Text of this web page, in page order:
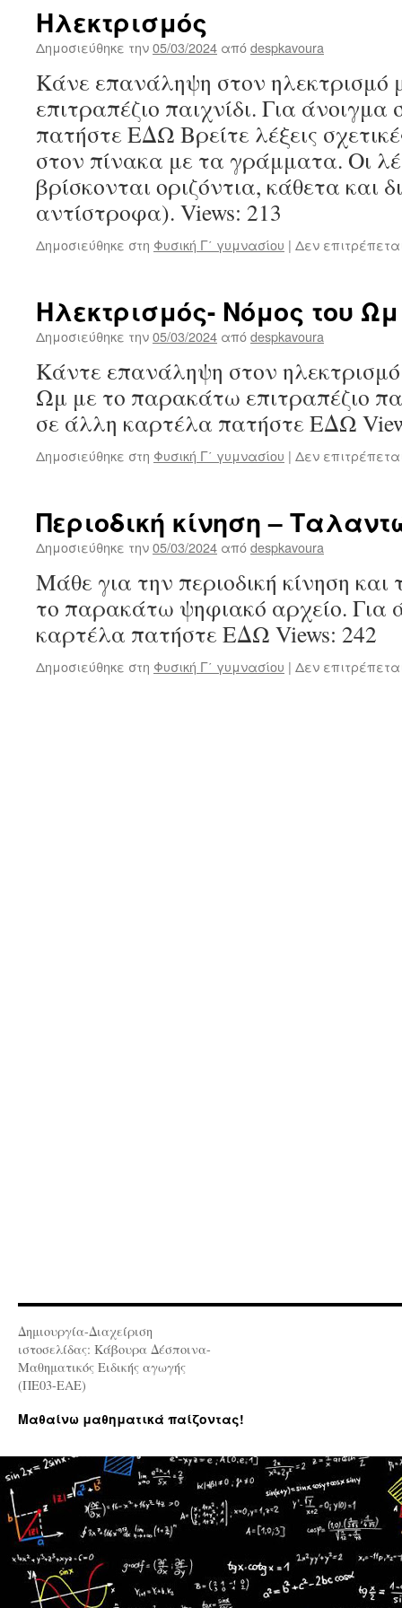
Ηλεκτρισμός
Δημοσιεύθηκε την05/03/2024 απόdespkavoura
Κάνε επανάληψη στον
επιτραπέζιο παιχνίδι. Για
πατήστε ΕΔΩ Βρείτε λέξεις
στον πίνακα με τα γράμματα. Οι
βρίσκονται οριζόντια, κάθετα και
αντίστροφα). Views: 213
Δημοσιεύθηκε στη Φυσική Γ΄ γυμνασίου | Δεν
Ηλεκτρισμός- Νόμος του Ωμ
Δημοσιεύθηκε την05/03/2024 απόdespkavoura
Κάντε επανάληψη στον
Ωμ με το παρακάτω επιτραπέζιο
σε άλλη καρτέλα πατήστε ΕΔΩ
Δημοσιεύθηκε στη Φυσική Γ΄ γυμνασίου | Δεν
Περιοδική κίνηση –
Δημοσιεύθηκε την05/03/2024 απόdespkavoura
Μάθε για την περιοδική κίνηση
το παρακάτω ψηφιακό αρχείο. Για
καρτέλα πατήστε ΕΔΩ Views: 242
Δημοσιεύθηκε στη Φυσική Γ΄ γυμνασίου | Δεν
Δημιουργία-Διαχείριση
ιστοσελίδας: Κάβουρα Δέσποινα-
Μαθηματικός Ειδικής αγωγής
(ΠΕ03-ΕΑΕ)
Μαθαίνω μαθηματικά παίζοντας!